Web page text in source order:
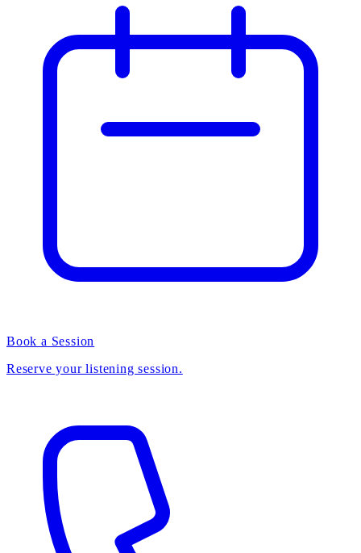
Book a Session
Reserve your listening session.